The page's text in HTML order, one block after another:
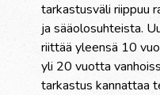
tarkastusväli riippuu
ja sääolosuhteista.
riittää yleensä 10
yli 20 vuotta
tarkastus kannattaa